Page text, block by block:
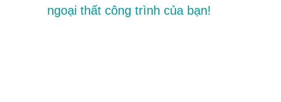
ngoại thất công trình của bạn!